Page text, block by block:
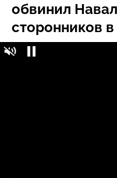
обвинил
сторонников
Владимирский